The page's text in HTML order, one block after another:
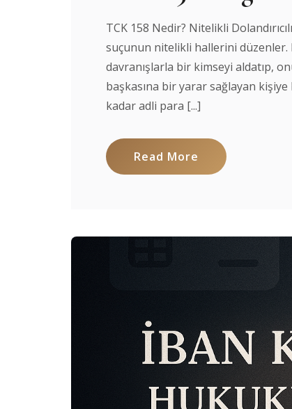
TCK 158 Nedir? Nitelikli
suçunun nitelikli hallerini düzenler.
davranışlarla bir kimseyi aldatıp,
başkasına bir yarar sağlayan
kadar adli para [...]
Read More